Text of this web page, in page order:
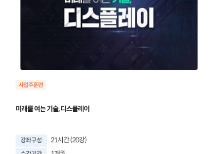
미래를 여는 기술, 디스플레이
강좌구성 21시간 (20강)